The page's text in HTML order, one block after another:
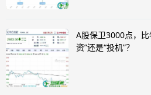
A股保卫3000点，
资”还是“投机”？